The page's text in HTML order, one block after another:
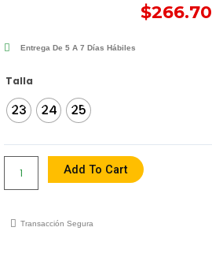
$266.70
Entrega De 5 A 7 Días Hábiles
Talla
23 24 25
Sandalia
De
Plataforma
Quantity
Add To Cart
Transacción Segura